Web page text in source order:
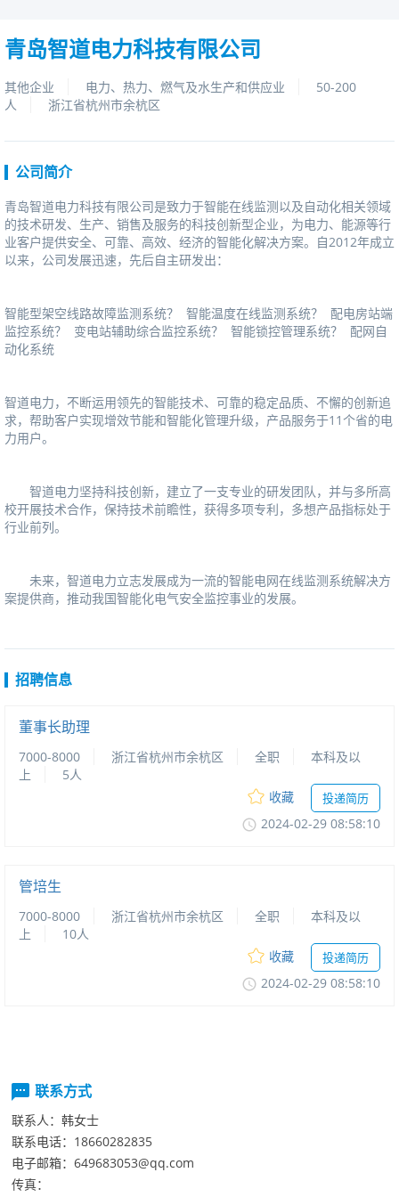
青岛智道电力科技有限公司
其他企业 电力、热力、燃气及水生产和供应业
50-200
人
浙江省杭州市余杭区
公司简介
青岛智道电力科技有限公司是致力于智能在线监测以及自动化相关领域
的技术研发、生产、销售及服务的科技创新型企业，为电力、能源等行
业客户提供安全、可靠、高效、经济的智能化解决方案。自2012年成立
以来，公司发展迅速，先后自主研发出：
智能型架空线路故障监测系统？智能温度在线监测系统？配电房站端
监控系统？变电站辅助综合监控系统？智能锁控管理系统？配网自
动化系统
智道电力，不断运用领先的智能技术、可靠的稳定品质、不懈的创新追
求，帮助客户实现增效节能和智能化管理升级，产品服务于11个省的电
力用户。
智道电力坚持科技创新，建立了一支专业的研发团队，并与多所高
校开展技术合作，保持技术前瞻性，获得多项专利，多想产品指标处于
行业前列。
未来，智道电力立志发展成为一流的智能电网在线监测系统解决方
案提供商，推动我国智能化电气安全监控事业的发展。
招聘信息
董事长助理
7000-8000 浙江省杭州市余杭区 全职
本科及以
上
5人
收藏
投递简历
2024-02-2908:58:10
管培生
7000-8000 浙江省杭州市余杭区 全职
本科及以
上
10人
收藏
投递简历
2024-02-2908:58:10
联系方式
联系人： 韩女士
联系电话： 18660282835
电子邮箱： 649683053@qq.com
传真：